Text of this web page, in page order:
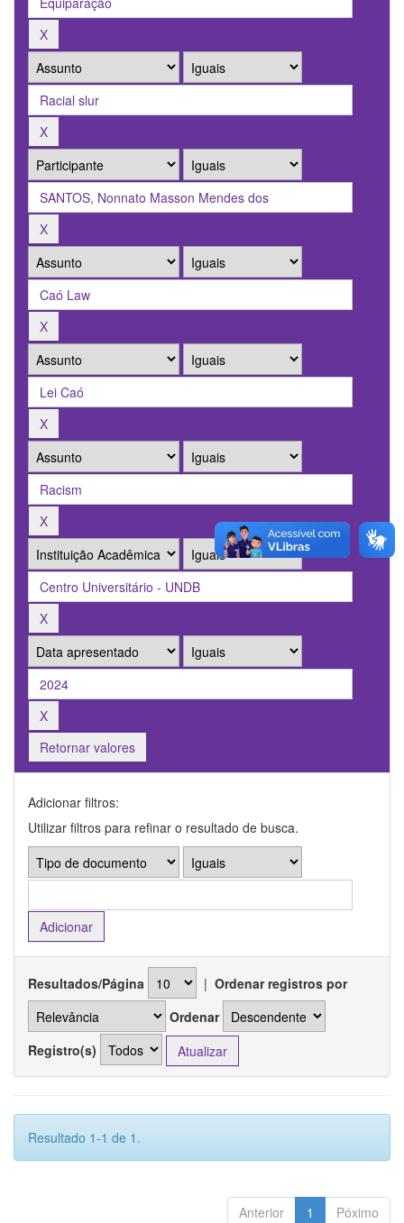
Retornar valores
Adicionar filtros:
Utilizar filtros para refinar o resultado de busca.
Resultados/Página | Ordenar registros por
Ordenar
Registro(s)
Resultado 1-1 de 1.
Anterior 1 Póximo